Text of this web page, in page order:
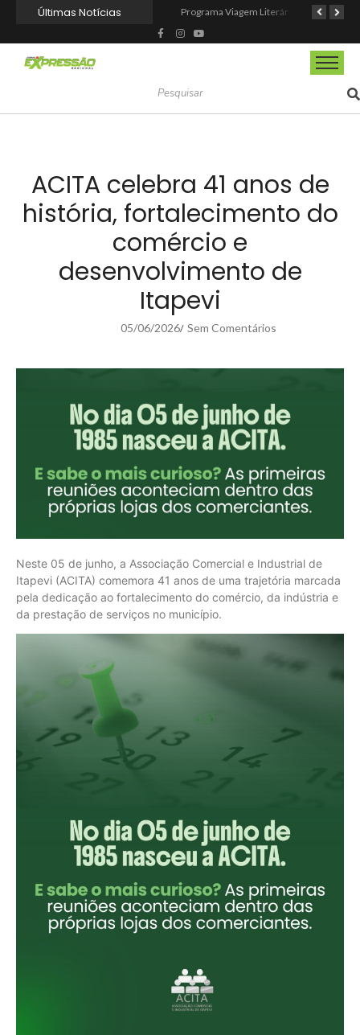
Últimas Notícias
ACITA celebra 41 anos de
história, fortalecimento do
comércio e
desenvolvimento de
Itapevi
05/06/2026/ Sem Comentários
Neste 05 de junho, a Associação Comercial e Industrial de
Itapevi (ACITA) comemora 41 anos de uma trajetória marcada
pela dedicação ao fortalecimento do comércio, da indústria e
da prestação de serviços no município.